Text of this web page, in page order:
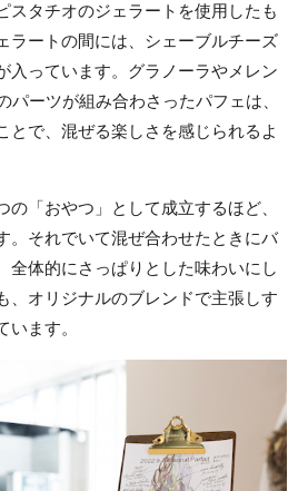
スタチオのジェラートを使用したも
ラートの間には、シェーブルチーズ
入っています。グラノーラやメレン
パーツが組み合わさったパフェは、
とで、混ぜる楽しさを感じられるよ
「おやつ」として成立するほど、
。それでいて混ぜ合わせたときにバ
全体的にさっぱりとした味わいにし
、オリジナルのブレンドで主張しす
います。